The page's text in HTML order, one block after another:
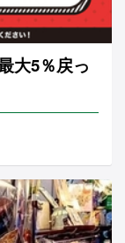
大5％戻っ